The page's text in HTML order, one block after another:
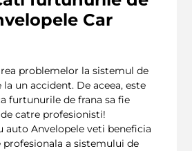
Car
problemelor la sistemul de
un accident. De aceea, este
furtunurile de frana sa fie
catre profesionisti!
auto Anvelopele veti beneficia
a sistemului de